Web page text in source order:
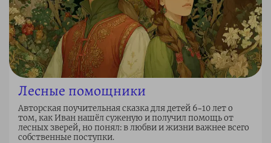
Лесные помощники
Авторская поучительная сказка для детей 6–10 лет о
том, как Иван нашёл суженую и получил помощь от
лесных зверей, но понял: в любви и жизни важнее всего
собственные поступки.